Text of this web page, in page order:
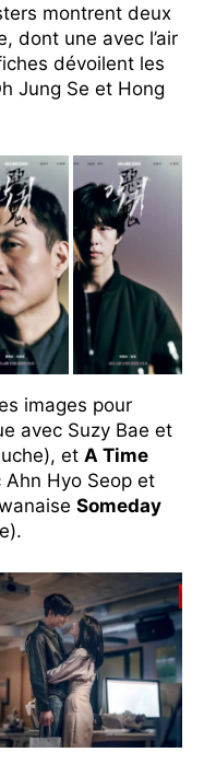
montrent deux
dont une avec l’air
dévoilent les
Jung Se et Hong
images pour
avec Suzy Bae et
et A Time
Ahn Hyo Seop et
Someday